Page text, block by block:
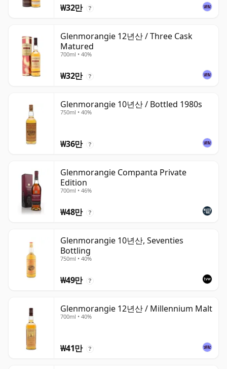
₩32만 ?
Glenmorangie 12년산 / Three Cask
Matured
700ml • 40%
₩32만 ?
Glenmorangie 10년산 / Bottled 1980s
750ml • 40%
₩36만 ?
Glenmorangie Companta Private
Edition
700ml • 46%
₩48만 ?
Glenmorangie 10년산, Seventies
Bottling
750ml • 40%
₩49만 ?
Glenmorangie 12년산 / Millennium Malt
700ml • 40%
₩41만 ?